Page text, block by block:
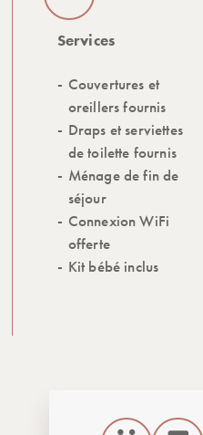
Services
Couvertures et
oreillers fournis
Draps et serviettes
de toilette fournis
Ménage de fin de
séjour
Connexion WiFi
offerte
Kit bébé inclus